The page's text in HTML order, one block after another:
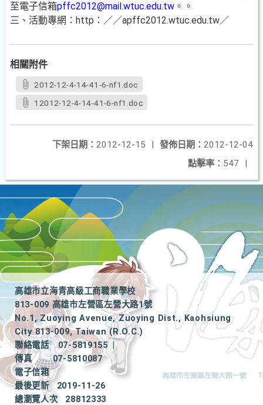
至電子信箱pffc2012@mail.wtuc.edu.tw 。。
三、活動專網：http：／／apffc2012.wtuc.edu.tw／
相關附件
2012-12-4-14-41-6-nf1.doc
12012-12-4-14-41-6-nf1.doc
發佈日期： 2012-12-04
下架日期： 2012-12-15
|
點擊率： 547 |
高雄市立海青高級工商職業學校
813-009 高雄市左營區左營大路1號
No.1, Zuoying Avenue, Zuoying Dist., Kaohsiung
City 813-009, Taiwan (R.O.C.)
聯絡電話
07-5819155
|
傳真
07-5810087
電子信箱
最後更新
2019-11-26
總瀏覽人次
28812333